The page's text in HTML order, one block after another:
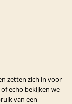
zetten zich in voor
echo bekijken we
van een